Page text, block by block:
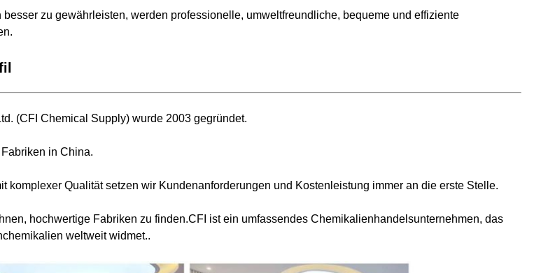
besser zu gewährleisten, werden professionelle, umweltfreundliche, bequeme und effiziente
(CFI Chemical Supply) wurde 2003 gegründet.
in China.
komplexer Qualität setzen wir Kundenanforderungen und Kostenleistung immer an die erste Stelle.
hochwertige Fabriken zu finden.CFI ist ein umfassendes Chemikalienhandelsunternehmen, das
weltweit widmet..